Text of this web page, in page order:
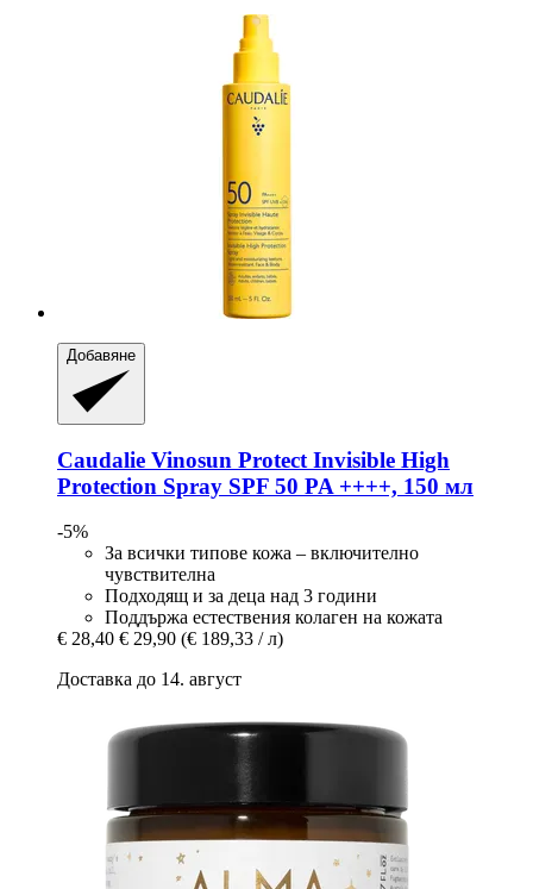
Добавяне
Caudalie Vinosun Protect Invisible High
Protection Spray SPF 50 PA ++++, 150 мл
-5%
За всички типове кожа – включително
чувствителна
Подходящ и за деца над 3 години
Поддържа естествения колаген на кожата
€ 28,40 € 29,90 (€ 189,33 / л)
Доставка до 14. август